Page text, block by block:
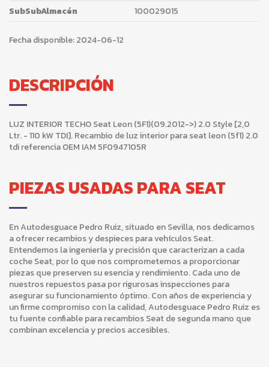
SubSubAlmacén
100029015
Fecha disponible:2024-06-12
DESCRIPCIÓN
LUZ INTERIOR TECHO Seat Leon (5F1)(09.2012->) 2.0 Style [2,0
Ltr. - 110 kW TDI]. Recambio de luz interior para seat leon (5f1) 2.0
tdi referencia OEM IAM 5F0947105R
PIEZAS USADAS PARA SEAT
En Autodesguace Pedro Ruiz, situado en Sevilla, nos dedicamos
a ofrecer recambios y despieces para vehículos Seat.
Entendemos la ingeniería y precisión que caracterizan a cada
coche Seat, por lo que nos comprometemos a proporcionar
piezas que preserven su esencia y rendimiento. Cada uno de
nuestros repuestos pasa por rigurosas inspecciones para
asegurar su funcionamiento óptimo. Con años de experiencia y
un firme compromiso con la calidad, Autodesguace Pedro Ruiz es
tu fuente confiable para recambios Seat de segunda mano que
combinan excelencia y precios accesibles.